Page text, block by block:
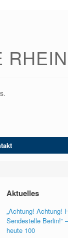
Aktuelles
„Achtung! Achtung!
Sendestelle Berlin!“
heute 100